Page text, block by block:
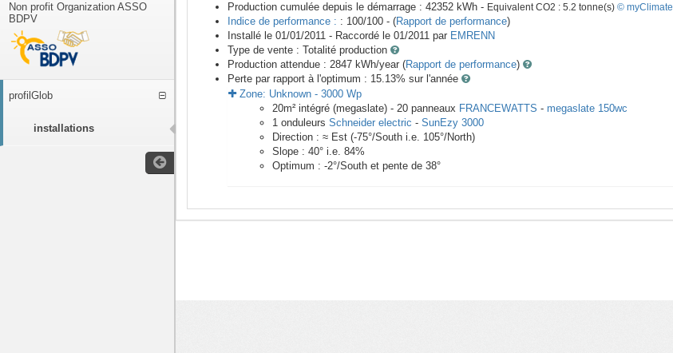
Non profit Organization ASSO
BDPV
profilGlob
installations
Production cumulée depuis le démarrage : 42352 kWh - Equivalent CO2 : 5.2 tonne(s) © myClimate
Indice de performance : : 100/100 - (Rapport de performance)
Installé le 01/01/2011 - Raccordé le 01/2011 par EMRENN
Type de vente : Totalité production
Production attendue : 2847 kWh/year (Rapport de performance)
Perte par rapport à l'optimum : 15.13% sur l'année
Zone: Unknown - 3000 Wp
20m² intégré (megaslate) - 20 panneaux FRANCEWATTS - megaslate 150wc
1 onduleurs Schneider electric - SunEzy 3000
Direction : ≈ Est (-75°/South i.e. 105°/North)
Slope : 40° i.e. 84%
Optimum : -2°/South et pente de 38°